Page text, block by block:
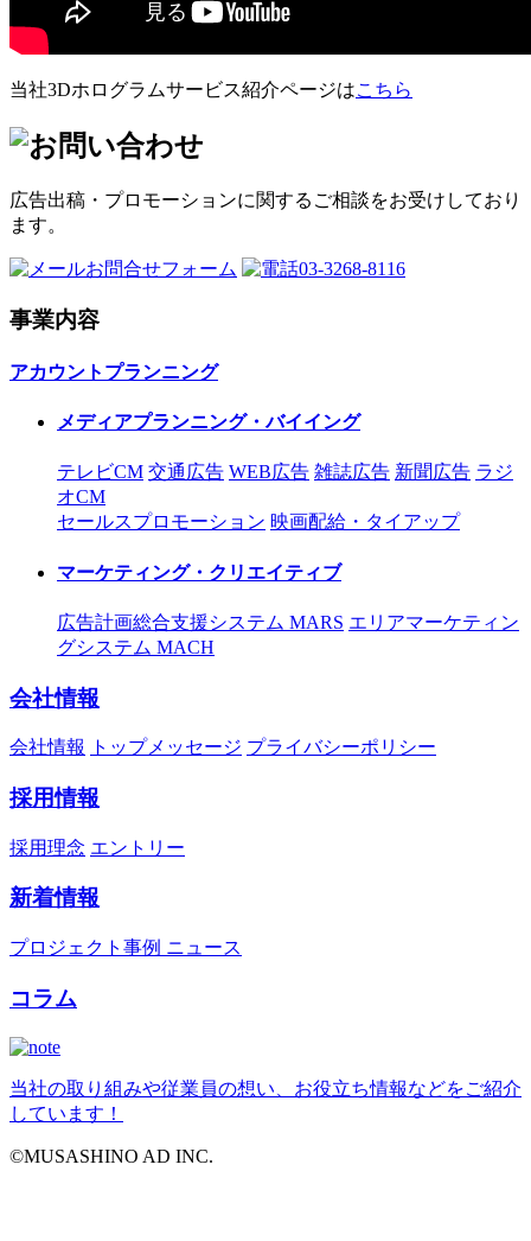
当社3Dホログラムサービス紹介ページはこちら
広告出稿・プロモーションに関するご相談をお受けしており
ます。
お問合せフォーム 03-3268-8116
事業内容
アカウントプランニング
メディアプランニング・バイイング
テレビCM 交通広告 WEB広告 雑誌広告 新聞広告 ラジ
オCM
セールスプロモーション 映画配給・タイアップ
マーケティング・クリエイティブ
広告計画総合支援システム MARS エリアマーケティン
グシステム MACH
会社情報
会社情報 トップメッセージ プライバシーポリシー
採用情報
採用理念 エントリー
新着情報
プロジェクト事例 ニュース
コラム
当社の取り組みや従業員の想い、お役立ち情報などをご紹介
しています！
©MUSASHINO AD INC.